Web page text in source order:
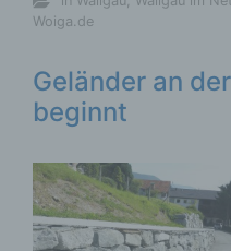
Woiga.de
Geländer an
beginnt